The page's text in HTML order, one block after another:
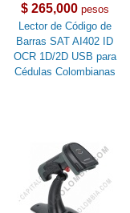
$ 265,000pesos
Lector de Código de
Barras SAT AI402 ID
OCR 1D/2D USB para
Cédulas Colombianas